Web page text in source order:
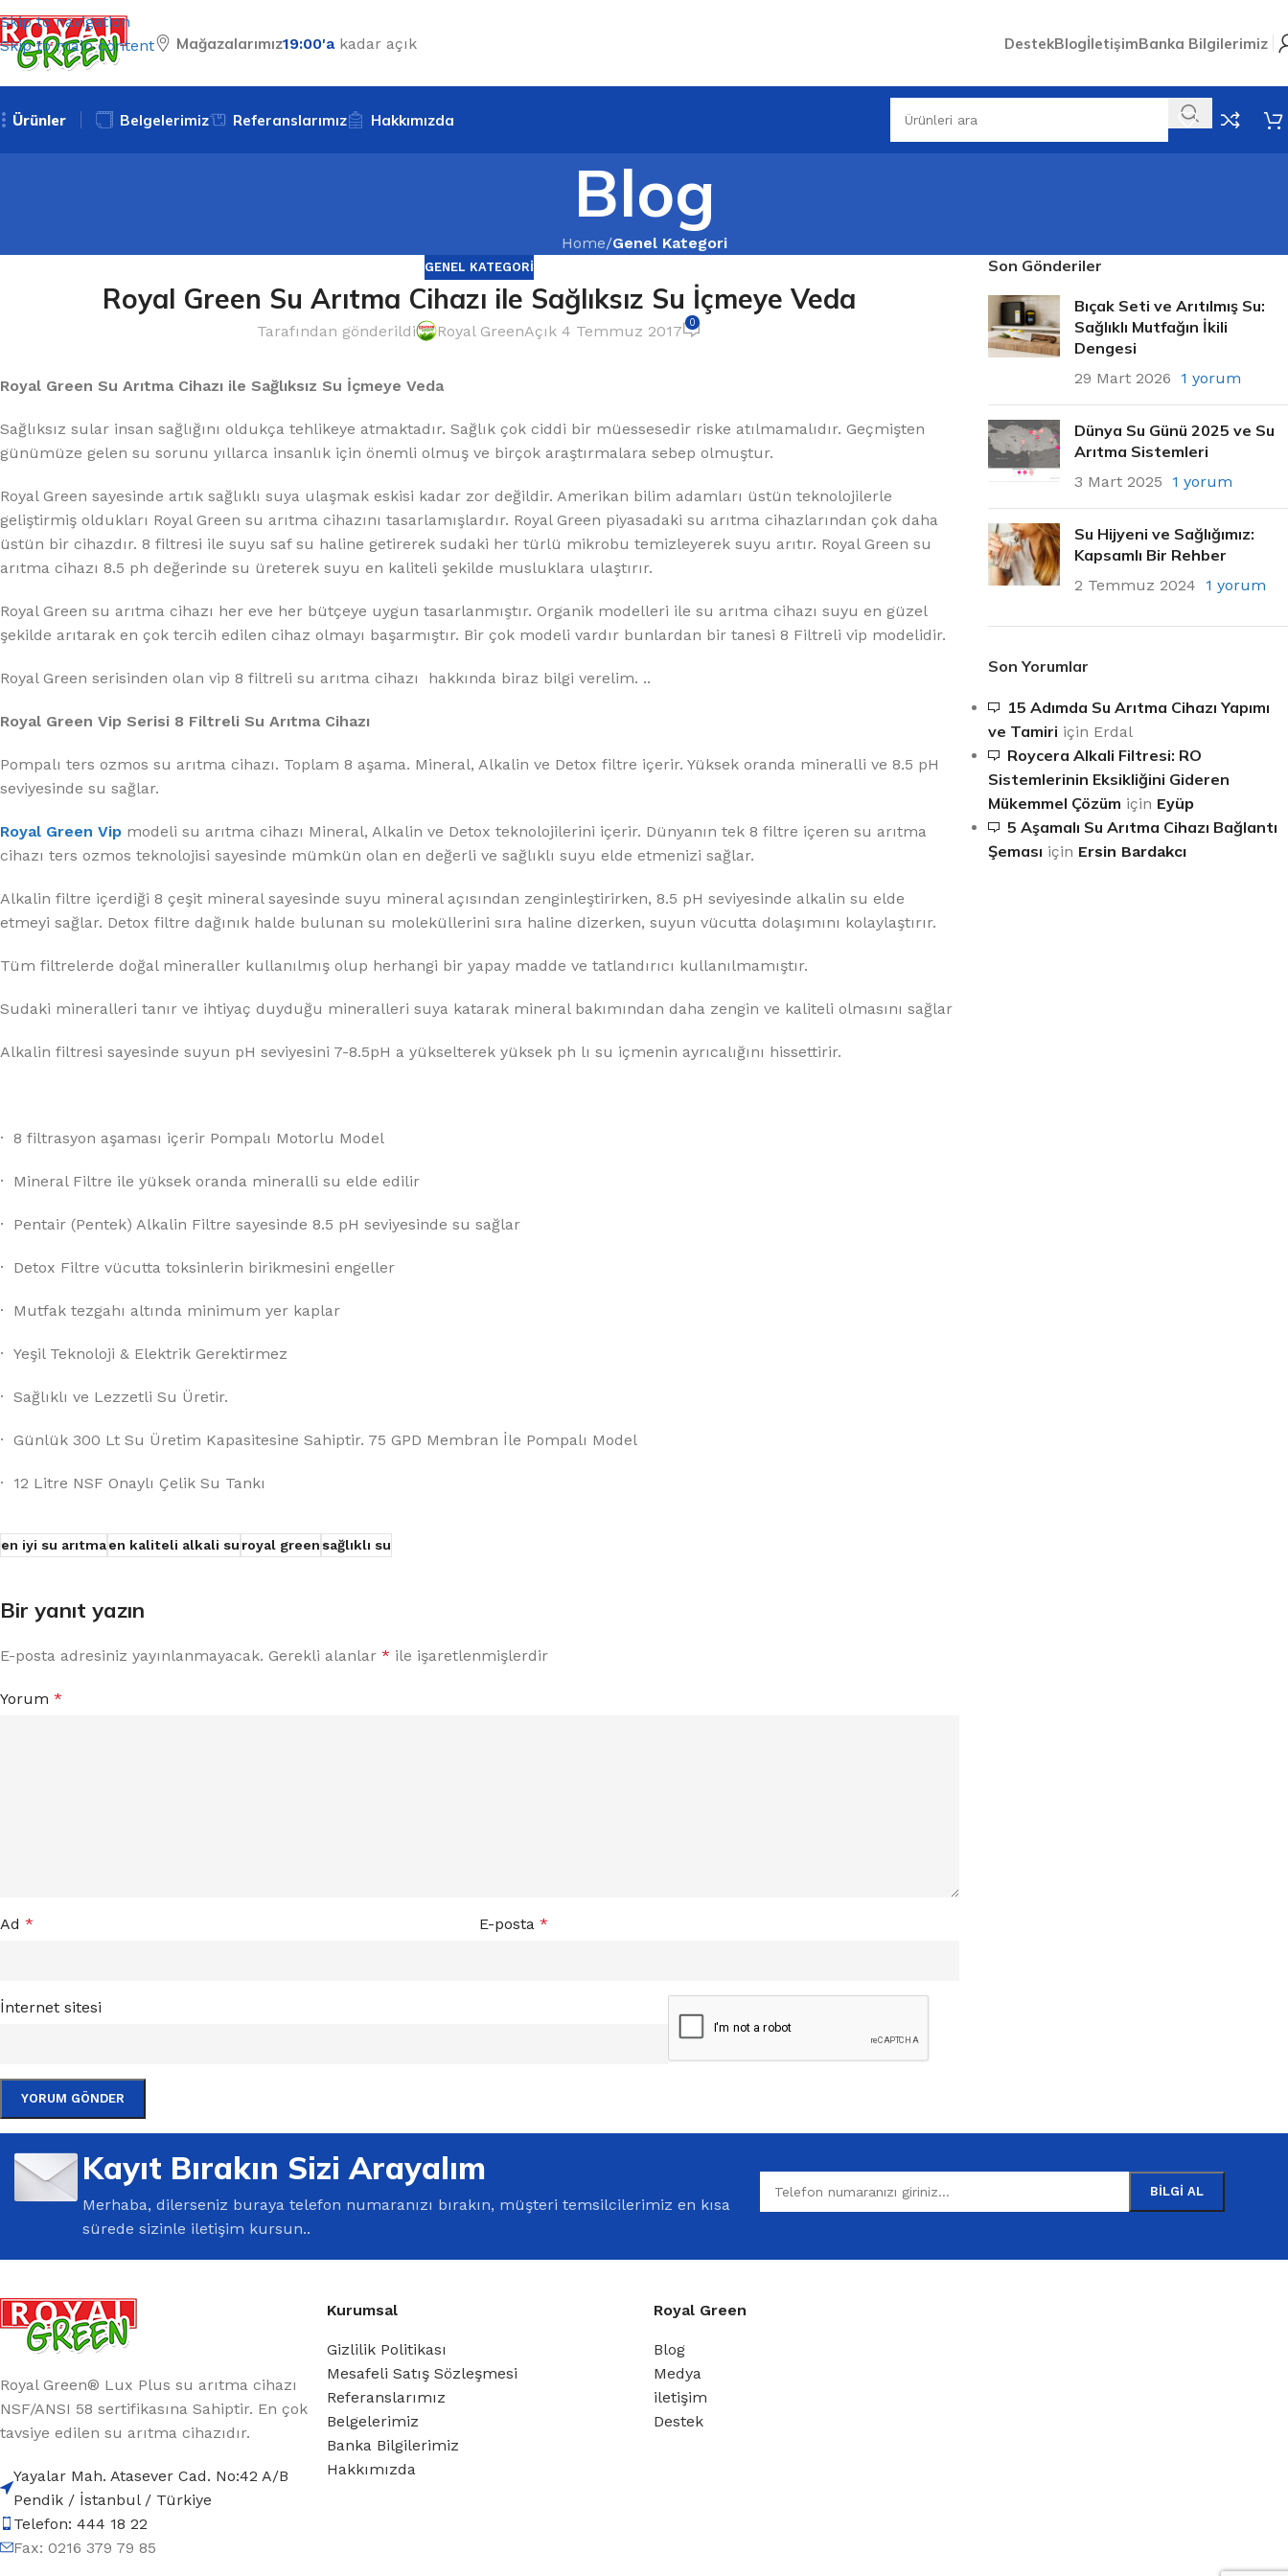
Skip to navigation
Skip to main content
Mağazalarımız19:00'a kadar açık DestekBlogİletişimBanka Bilgilerimiz
Ürünler
Lux Plus Serisi
%10 INDIRIM
Softlime Serisi
%10 INDIRIM %10 INDIRIM
Belgelerimiz Referanslarımız Hakkımızda
Blog
Home/Genel Kategori
GENEL KATEGORI
Royal Green Su Arıtma Cihazı ile Sağlıksız Su İçmeye Veda
Tarafından gönderildi Royal GreenAçık 4 Temmuz 2017 0
Royal Green Su Arıtma Cihazı ile Sağlıksız Su İçmeye Veda
Sağlıksız sular insan sağlığını oldukça tehlikeye atmaktadır. Sağlık çok ciddi bir müessesedir riske atılmamalıdır. Geçmişten
günümüze gelen su sorunu yıllarca insanlık için önemli olmuş ve birçok araştırmalara sebep olmuştur.
Royal Green sayesinde artık sağlıklı suya ulaşmak eskisi kadar zor değildir. Amerikan bilim adamları üstün teknolojilerle
geliştirmiş oldukları Royal Green su arıtma cihazını tasarlamışlardır. Royal Green piyasadaki su arıtma cihazlarından çok daha
üstün bir cihazdır. 8 filtresi ile suyu saf su haline getirerek sudaki her türlü mikrobu temizleyerek suyu arıtır. Royal Green su
arıtma cihazı 8.5 ph değerinde su üreterek suyu en kaliteli şekilde musluklara ulaştırır.
Royal Green su arıtma cihazı her eve her bütçeye uygun tasarlanmıştır. Organik modelleri ile su arıtma cihazı suyu en güzel
şekilde arıtarak en çok tercih edilen cihaz olmayı başarmıştır. Bir çok modeli vardır bunlardan bir tanesi 8 Filtreli vip modelidir.
Royal Green serisinden olan vip 8 filtreli su arıtma cihazı hakkında biraz bilgi verelim. ..
Royal Green Vip Serisi 8 Filtreli Su Arıtma Cihazı
Pompalı ters ozmos su arıtma cihazı. Toplam 8 aşama. Mineral, Alkalin ve Detox filtre içerir. Yüksek oranda mineralli ve 8.5 pH
seviyesinde su sağlar.
Royal Green Vip modeli su arıtma cihazı Mineral, Alkalin ve Detox teknolojilerini içerir. Dünyanın tek 8 filtre içeren su arıtma
cihazı ters ozmos teknolojisi sayesinde mümkün olan en değerli ve sağlıklı suyu elde etmenizi sağlar.
Alkalin filtre içerdiği 8 çeşit mineral sayesinde suyu mineral açısından zenginleştirirken, 8.5 pH seviyesinde alkalin su elde
etmeyi sağlar. Detox filtre dağınık halde bulunan su moleküllerini sıra haline dizerken, suyun vücutta dolaşımını kolaylaştırır.
Tüm filtrelerde doğal mineraller kullanılmış olup herhangi bir yapay madde ve tatlandırıcı kullanılmamıştır.
Sudaki mineralleri tanır ve ihtiyaç duyduğu mineralleri suya katarak mineral bakımından daha zengin ve kaliteli olmasını sağlar
Alkalin filtresi sayesinde suyun pH seviyesini 7-8.5pH a yükselterek yüksek ph lı su içmenin ayrıcalığını hissettirir.
· 8 filtrasyon aşaması içerir Pompalı Motorlu Model
· Mineral Filtre ile yüksek oranda mineralli su elde edilir
· Pentair (Pentek) Alkalin Filtre sayesinde 8.5 pH seviyesinde su sağlar
· Detox Filtre vücutta toksinlerin birikmesini engeller
· Mutfak tezgahı altında minimum yer kaplar
· Yeşil Teknoloji & Elektrik Gerektirmez
· Sağlıklı ve Lezzetli Su Üretir.
· Günlük 300 Lt Su Üretim Kapasitesine Sahiptir. 75 GPD Membran İle Pompalı Model
· 12 Litre NSF Onaylı Çelik Su Tankı
en iyi su arıtmaen kaliteli alkali suroyal greensağlıklı su
Bir yanıt yazın
E-posta adresiniz yayınlanmayacak. Gerekli alanlar * ile işaretlenmişlerdir
Yorum *
Ad * E-posta*
İnternet sitesi
Son Gönderiler
Bıçak Seti ve Arıtılmış Su:
Sağlıklı Mutfağın İkili
Dengesi
29 Mart 2026 1 yorum
Dünya Su Günü 2025 ve Su
Arıtma Sistemleri
3 Mart 2025 1 yorum
Su Hijyeni ve Sağlığımız:
Kapsamlı Bir Rehber
2 Temmuz 2024 1 yorum
Son Yorumlar
15 Adımda Su Arıtma Cihazı Yapımı
ve Tamiri için Erdal
Roycera Alkali Filtresi: RO
Sistemlerinin Eksikliğini Gideren
Mükemmel Çözüm için Eyüp
5 Aşamalı Su Arıtma Cihazı Bağlantı
Şeması için Ersin Bardakcı
Kayıt Bırakın Sizi Arayalım
Merhaba, dilerseniz buraya telefon numaranızı bırakın, müşteri temsilcilerimiz en kısa
sürede sizinle iletişim kursun..
Royal Green® Lux Plus su arıtma cihazı
NSF/ANSI 58 sertifikasına Sahiptir. En çok
tavsiye edilen su arıtma cihazıdır.
Yayalar Mah. Atasever Cad. No:42 A/B
Pendik / İstanbul / Türkiye
Telefon: 444 18 22
Fax: 0216 379 79 85
Kurumsal
Gizlilik Politikası
Mesafeli Satış Sözleşmesi
Referanslarımız
Belgelerimiz
Banka Bilgilerimiz
Hakkımızda
Royal Green
Blog
Medya
iletişim
Destek